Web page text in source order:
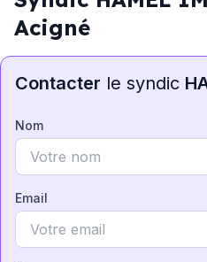
Acigné
Contacter le syndic
Nom
Email